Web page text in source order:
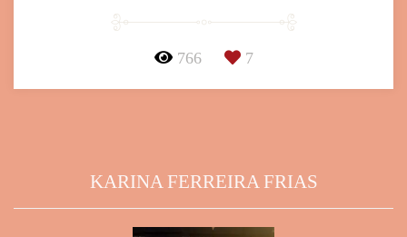
766 7
KARINA FERREIRA FRIAS